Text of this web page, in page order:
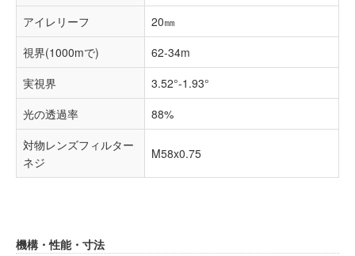
アイレリーフ
20㎜
視界(1000mで)
62-34m
実視界
3.52°-1.93°
光の透過率
88%
対物レンズフィルター
ネジ
M58x0.75
機構・性能・寸法